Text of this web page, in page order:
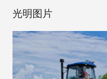
光明图片